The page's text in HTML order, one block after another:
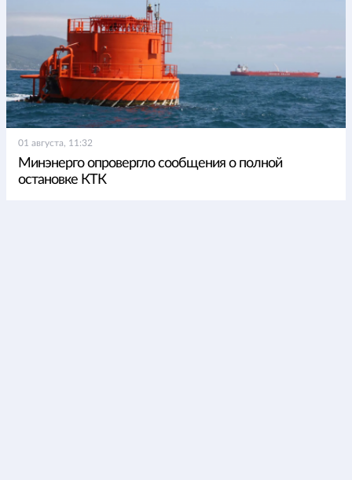
01 августа, 11:32
Минэнерго опровергло сообщения о полной
остановке КТК